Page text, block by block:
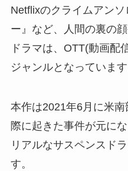
Netflixのクライムアン
ー』など、人間の裏の
ドラマは、OTT(動画配
ジャンルとなっています
本作は2021年6月に米
際に起きた事件が元に
リアルなサスペンスド
す。